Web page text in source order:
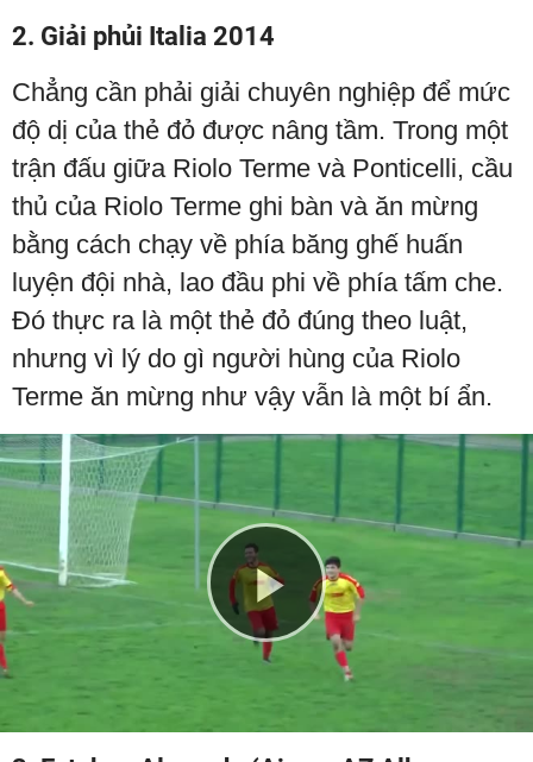
2. Giải phủi Italia 2014
Chẳng cần phải giải chuyên nghiệp để mức
độ dị của thẻ đỏ được nâng tầm. Trong một
trận đấu giữa Riolo Terme và Ponticelli, cầu
thủ của Riolo Terme ghi bàn và ăn mừng
bằng cách chạy về phía băng ghế huấn
luyện đội nhà, lao đầu phi về phía tấm che.
Đó thực ra là một thẻ đỏ đúng theo luật,
nhưng vì lý do gì người hùng của Riolo
Terme ăn mừng như vậy vẫn là một bí ẩn.
Play